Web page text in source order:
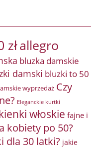
złallegro
bluzka damskie
damski bluzki to 50
wyprzedaż Czy
Eleganckie kurtki
włoskie fajne i
kobiety po 50?
dla 30 latki? jakie